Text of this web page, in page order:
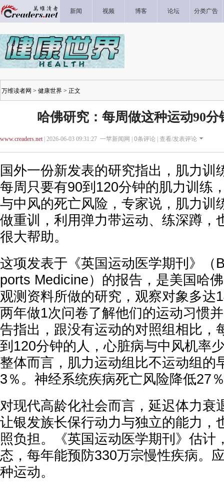
新闻 视频 博客 论坛 分类广告
万维读者网 > 健康世界 > 正文
哈佛研究：每周做这种运动90分
www.creaders.net| 2026-06-03 09:31:27 一苹新闻网 | 0条评论 | 查看/发表评论
国外一份新发表的研究指出，肌力训
每周只要有90到120分钟的肌力训练
与中风的死亡风险，专家说，肌力训
做重训，利用弹力带运动、练深蹲，
很大帮助。
这项发表于《英国运动医学期刊》（
ports Medicine）的报告，是美国哈
观测资料所做的研究，观察对象多达
两年做1次问卷了解他们的运动习惯
告指出，跟没有运动的对照组相比，
到120分钟的人，心脏病与中风机率
整体而言，肌力运动组比不运动组的
3％。神经系统疾病死亡风险降低27
对现代高龄化社会而言，延迟体力衰
让银发族长保行动力与独立的能力，
照负担。《英国运动医学期刊》估计
态，每年能预防330万宗慢性疾病。
种运动。